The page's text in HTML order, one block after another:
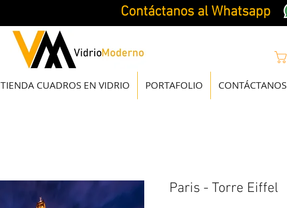
Contáctanos al Whatsapp
TIENDA CUADROS EN VIDRIO PORTAFOLIO CONTÁCTANOS
Paris - Torre Eiffel